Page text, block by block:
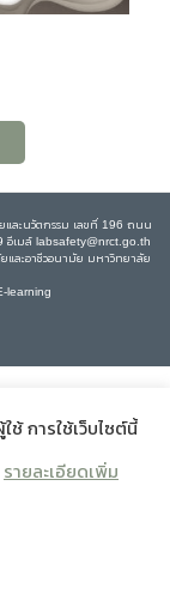
และนวัตกรรม เลขที่ 196 ถนน
อีเมล์ labsafety@nrct.go.th
ละอาชีวอนามัย มหาวิทยาลัย
learning
ช้ การใช้เว็บไซต์นี้
รายละเอียดเพิ่ม